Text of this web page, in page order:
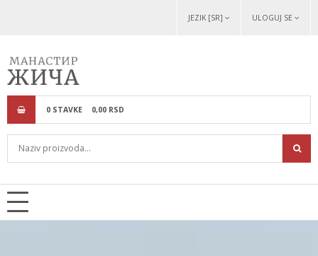
JEZIK [SR] ULOGUJ SE
0 STAVKE 0,00 RSD